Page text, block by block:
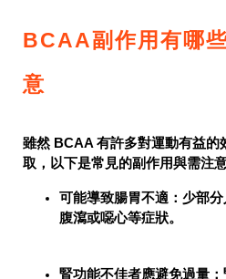
BCAA副作用有哪
意
雖然 BCAA 有許多對運動有益的
取，以下是常見的副作用與需注
可能導致腸胃不適 ：少部
腹瀉或噁心等症狀。
腎功能不佳者應避免過量